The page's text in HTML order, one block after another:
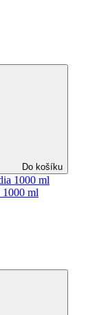
Do košíku
ml